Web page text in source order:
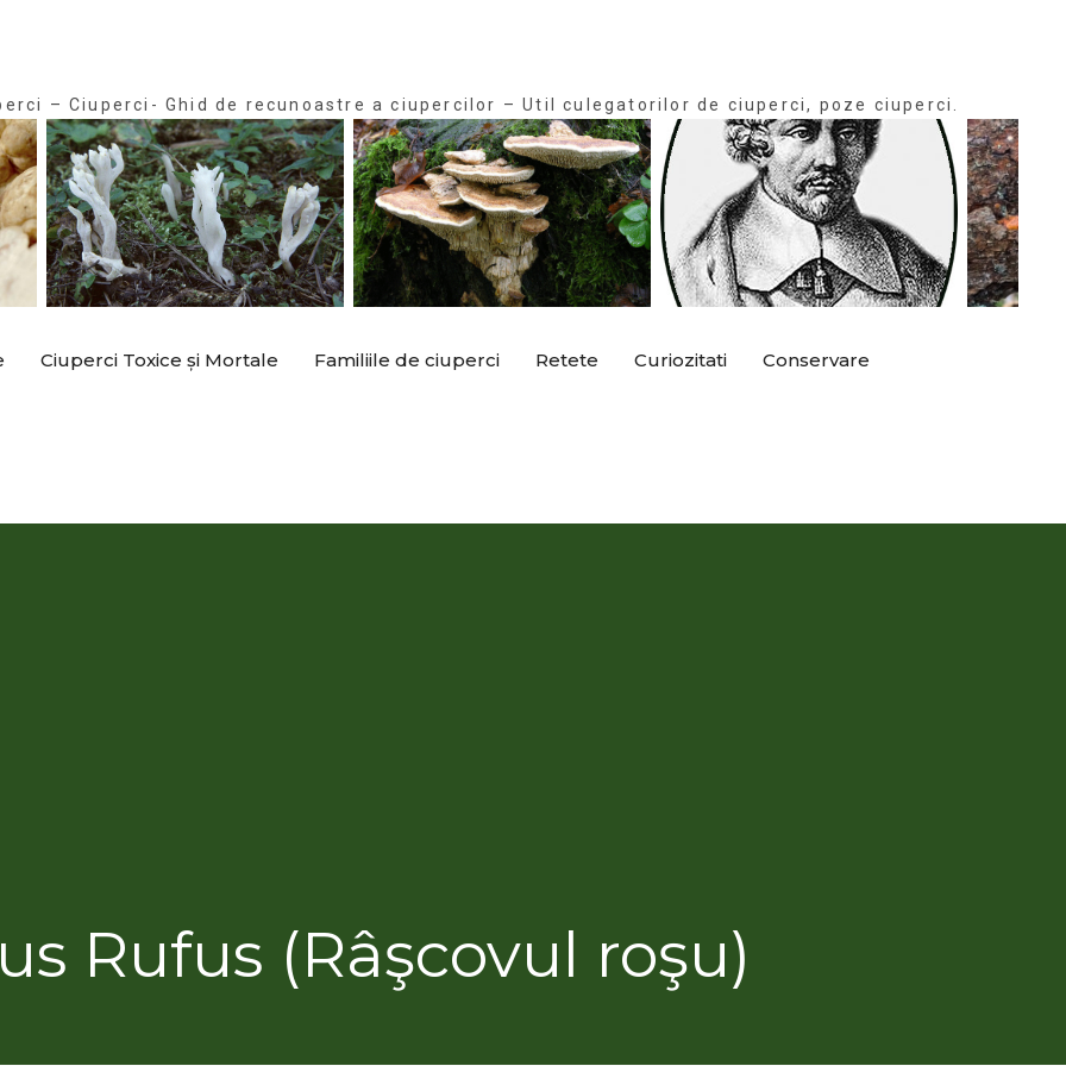
– Ciuperci- Ghid de recunoastre a ciupercilor – Util culegatorilor de ciuperci, poze ciuperci.
Ciuperci Toxice și Mortale Familiile de ciuperci Retete Curiozitati Conservare
Rufus (Râşcovul roşu)